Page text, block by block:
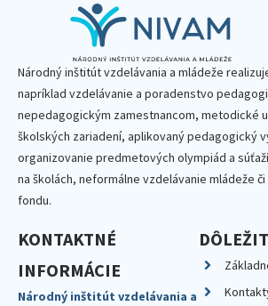
Národný inštitút vzdelávania a mládeže
napríklad vzdelávanie a poradenstvo
nepedagogickým zamestnancom, metodické
školských zariadení, aplikovaný pedagogický
organizovanie predmetových olympiád a
na školách, neformálne vzdelávanie mládeže
fondu.
KONTAKTNÉ
INFORMÁCIE
Národný inštitút vzdelávania a